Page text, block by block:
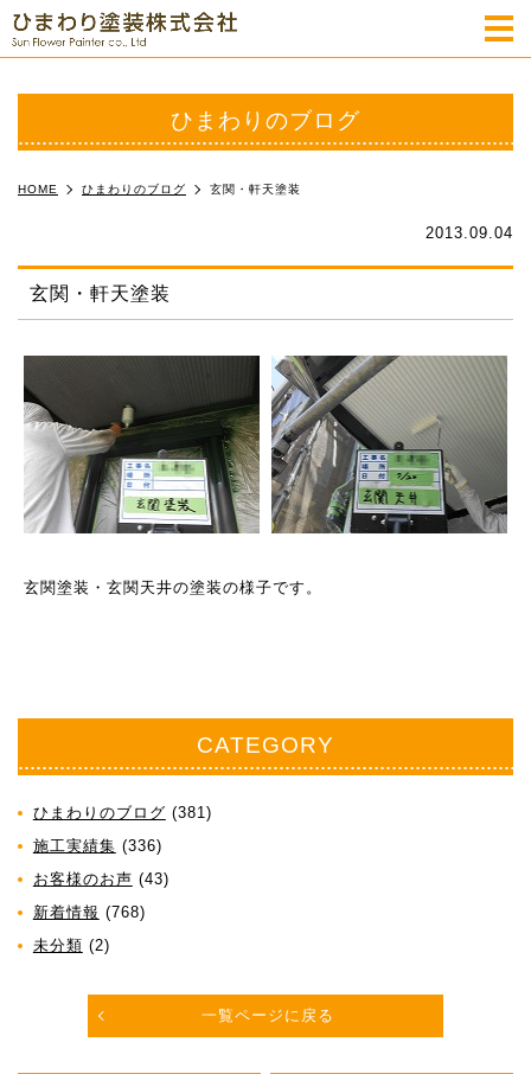
ひまわりのブログ
HOME ひまわりのブログ 玄関・軒天塗装
2013.09.04
玄関・軒天塗装
玄関塗装・玄関天井の塗装の様子です。
CATEGORY
ひまわりのブログ (381)
施工実績集 (336)
お客様のお声 (43)
新着情報 (768)
未分類 (2)
一覧ページに戻る